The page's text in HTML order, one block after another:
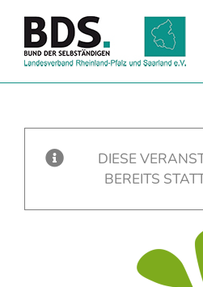
Inhalt
springen
DIESE
BEREITS